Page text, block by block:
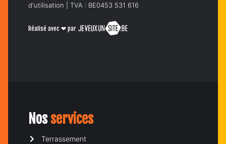
d'utilisation | TVA : BE0453 531 616
Réalisé avec ❤ par
Nosservices
Terrassement